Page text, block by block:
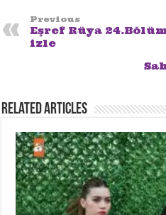
Previous
Eşref Rüya
izle
Related Articles